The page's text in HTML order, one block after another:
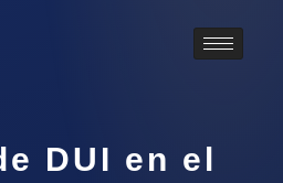
DUI en el